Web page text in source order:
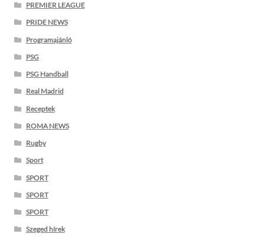
PREMIER LEAGUE
PRIDE NEWS
Programajánló
PSG
PSG Handball
Real Madrid
Receptek
ROMA NEWS
Rugby
Sport
SPORT
SPORT
SPORT
Szeged hírek